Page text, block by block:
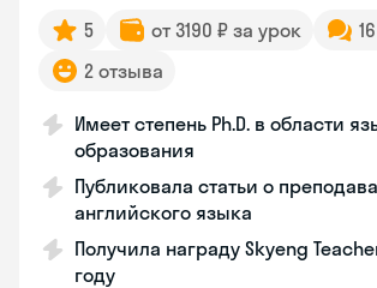
5 от 3190 ₽ за урок
2 отзыва
Имеет степень Ph.D. в области
образования
Публиковала статьи о
английского языка
Получила награду Skyeng
году